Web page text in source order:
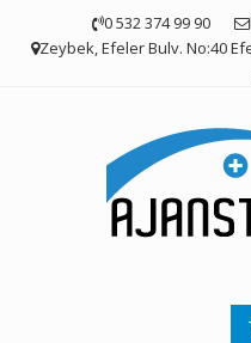
0 532 374 99 90
Zeybek, Efeler Bulv. No:40